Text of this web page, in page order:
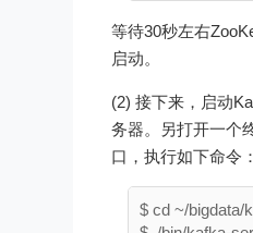
等待30秒左右
启动。
(2) 接下来，启动
务器。另打开一个
口，执行如下命令：
$ cd ~/bigdata/